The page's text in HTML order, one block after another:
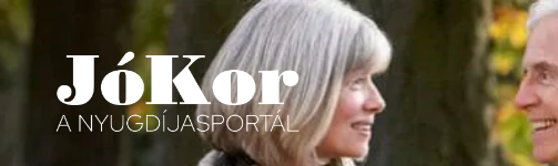
Tudnivalók, érdekességek idősek számára.